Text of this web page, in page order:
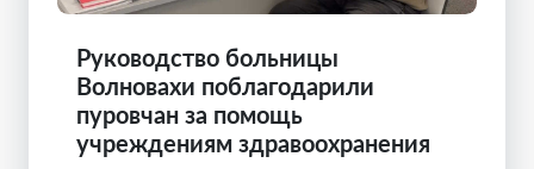
Руководство больницы
Волновахи поблагодарили
пуровчан за помощь
учреждениям здравоохранения